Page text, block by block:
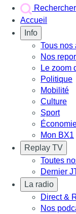
Rechercher
Accueil
Info
Tous nos
Nos
Le zoom
Politique
Mobilité
Culture
Sport
Mon BX1
Replay TV
Toutes
Dernier
La radio
Direct &
Nos